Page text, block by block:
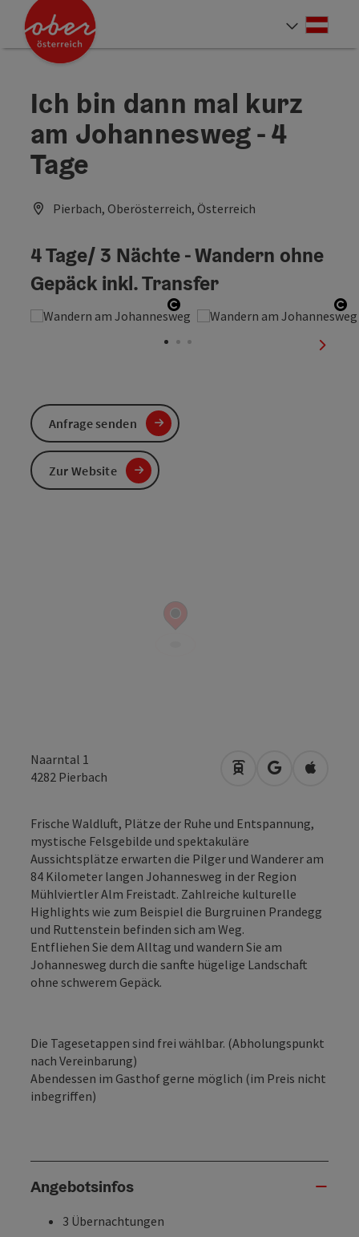
Zum Inhalt
Zur Navigation
Zum Seitenanfang
Zur Kontaktseite
Zur Suche Accesskey
[4]
Zum Impressum
Zu den Hinweisen zur Bedienung der Website Accesskey
Zur Startseite
Ich bin dann mal kurz
am Johannesweg - 4
Tage
Pierbach, Oberösterreich, Österreich
4 Tage/ 3 Nächte - Wandern ohne
Gepäck inkl. Transfer
Copyright öffnen
Naarntal 1
4282 Pierbach Anreise mit
in Google
in
Frische Waldluft, Plätze der Ruhe und Entspannung,
mystische Felsgebilde und spektakuläre
Aussichtsplätze erwarten die Pilger und Wanderer am
84 Kilometer langen Johannesweg in der Region
Mühlviertler Alm Freistadt. Zahlreiche kulturelle
Highlights wie zum Beispiel die Burgruinen Prandegg
und Ruttenstein befinden sich am Weg.
Entfliehen Sie dem Alltag und wandern Sie am
Johannesweg durch die sanfte hügelige Landschaft
ohne schwerem Gepäck.
Die Tagesetappen sind frei wählbar. (Abholungspunkt
nach Vereinbarung)
Abendessen im Gasthof gerne möglich (im Preis nicht
inbegriffen)
Angebotsinfos
3 Übernachtungen
Anfrage senden
Zur Website